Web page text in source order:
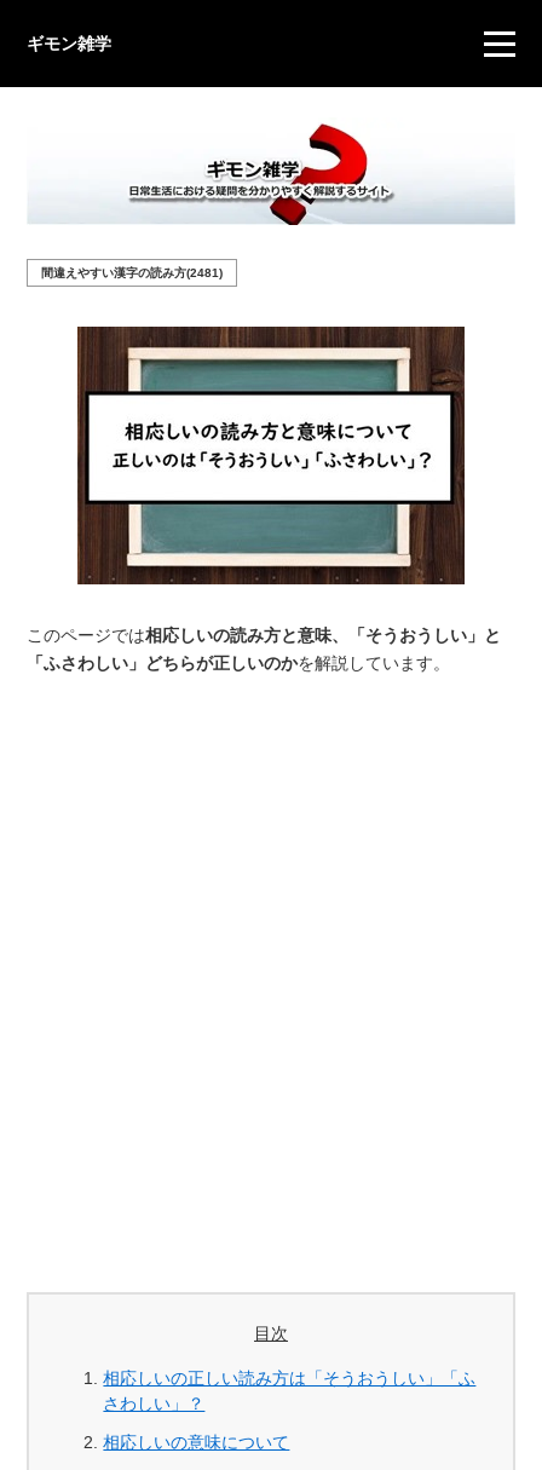
ギモン雑学
間違えやすい漢字の読み方(2481)
このページでは相応しいの読み方と意味、「そうおうしい」と
「ふさわしい」どちらが正しいのかを解説しています。
目次
相応しいの正しい読み方は「そうおうしい」「ふ
さわしい」？
相応しいの意味について